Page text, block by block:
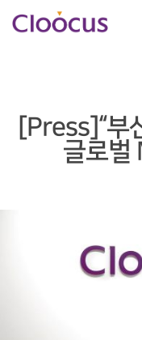
[Press]“부
글로벌